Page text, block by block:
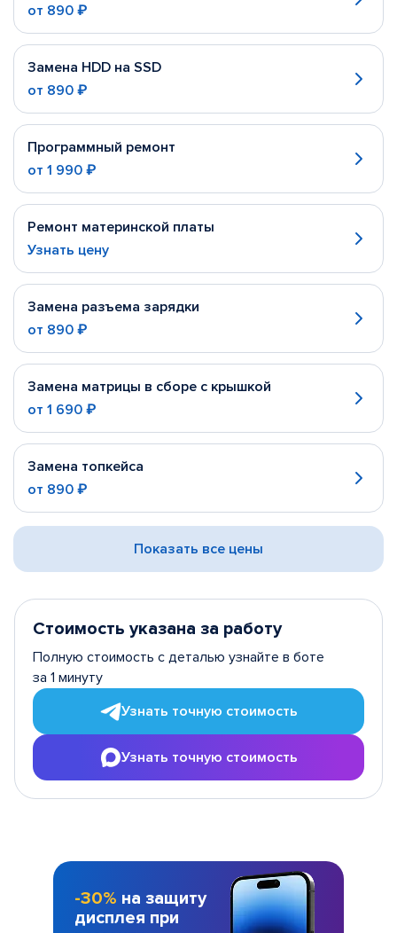
от 890 ₽
Замена HDD на SSD
от 890 ₽
Программный ремонт
от 1 990 ₽
Ремонт материнской платы
Узнать цену
Замена разъема зарядки
от 890 ₽
Замена матрицы в сборе с крышкой
от 1 690 ₽
Замена топкейса
от 890 ₽
Показать все цены
Стоимость указана за работу
Полную стоимость с деталью узнайте в боте
за 1 минуту
Узнать точную стоимость
Узнать точную стоимость
-30% на защиту
дисплея при